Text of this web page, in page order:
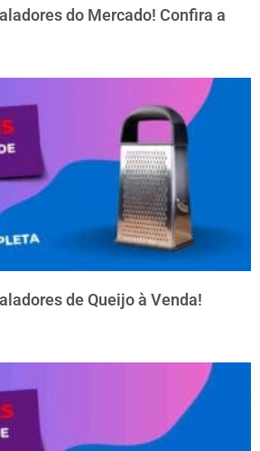
do Mercado! Confira a
de Queijo à Venda!